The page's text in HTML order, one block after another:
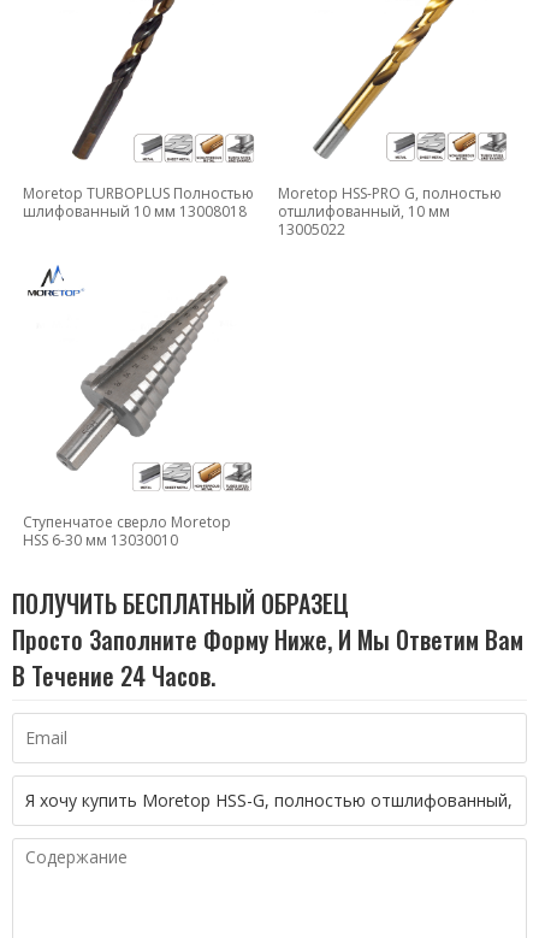
Moretop TURBOPLUS Полностью
шлифованный 10 мм 13008018
Moretop HSS-PRO G, полностью
отшлифованный, 10 мм
13005022
Ступенчатое сверло Moretop
HSS 6-30 мм 13030010
ПОЛУЧИТЬ БЕСПЛАТНЫЙ ОБРАЗЕЦ
Просто Заполните Форму Ниже, И Мы Ответим Вам
В Течение 24 Часов.